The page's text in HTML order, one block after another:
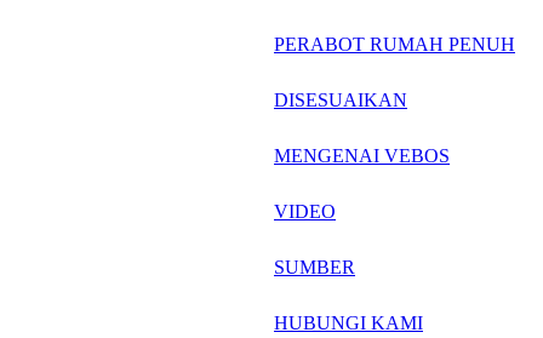
français
العربية
PERABOT RUMAH PENUH
DISESUAIKAN
MENGENAI VEBOS
VIDEO
SUMBER
HUBUNGI KAMI